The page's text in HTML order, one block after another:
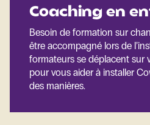
Coaching en
Besoin de formation sur
être accompagné lors de
formateurs se déplacent sur
pour vous aider à installer
des manières.